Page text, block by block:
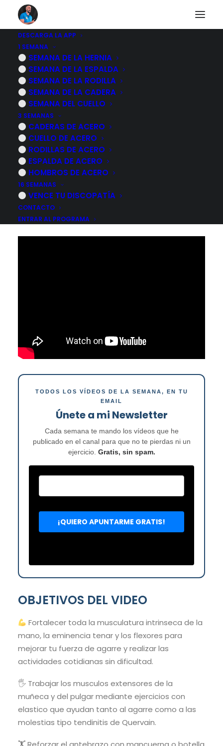
DESCARGA LA APP
1 SEMANA
SEMANA DE LA HERNIA
SEMANA DE LA ESPALDA
SEMANA DE LA RODILLA
SEMANA DE LA CADERA
SEMANA DEL CUELLO
3 SEMANAS
CADERAS DE ACERO
CUELLO DE ACERO
RODILLAS DE ACERO
ESPALDA DE ACERO
HOMBROS DE ACERO
16 SEMANAS
VENCE TU DISCOPATÍA
CONTACTO
ENTRAR AL PROGRAMA
EJERCICIOS para
FORTALECER los
ANTEBRAZOS y
mejorar la FUERZA DE
AGARRE
7 NOVIEMBRE, 2023 |
TODOS LOS VÍDEOS DE LA SEMANA, EN TU
EMAIL
Únete a mi Newsletter
Cada semana te mando los vídeos que he
publicado en el canal para que no te pierdas ni un
ejercicio. Gratis, sin spam.
OBJETIVOS DEL VIDEO
Fortalecer toda la musculatura intrinseca de la
mano, la eminencia tenar y los flexores para
mejorar tu fuerza de agarre y realizar las
actividades cotidianas sin dificultad.
🖐️ Trabajar los musculos extensores de la
muñeca y del pulgar mediante ejercicios con
elastico que ayudan tanto al agarre como a las
molestias tipo tendinitis de Quervain.